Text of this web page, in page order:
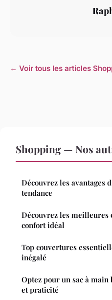
← Voir tous les articles
Shopping — Nos
Découvrez les avantages
tendance
Découvrez les meilleures
confort idéal
Top couvertures
inégalé
Optez pour un sac à
et praticité